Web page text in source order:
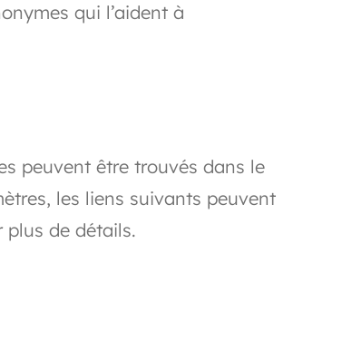
qui l’aident à
peuvent être trouvés dans le
les liens suivants peuvent
plus de détails.